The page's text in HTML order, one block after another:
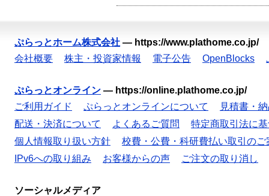
ぷらっとホーム株式会社 — https://www.plathome.co.jp/
会社概要
株主・投資家情報 電子公告 OpenBlocks
ぷらっとオンライン — https://online.plathome.co.jp/
ご利用ガイド
ぷらっとオンラインについて
見積書・
配送・決済について
よくあるご質問
特定商取引法に
個人情報取り扱い方針
校費・公費・科研費払い取引のご
IPv6への取り組み
お客様からの声 ご注文の取り消し
ソーシャルメディア